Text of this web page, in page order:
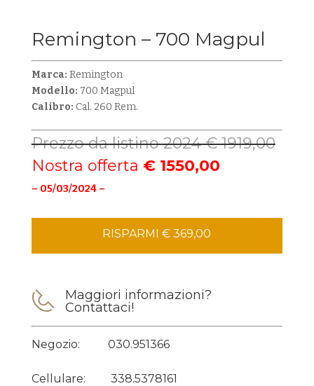
Remington – 700 Magpul
Marca: Remington
Modello: 700 Magpul
Calibro: Cal. 260 Rem.
Prezzo da listino 2024 € 1919,00
Nostra offerta € 1550,00
– 05/03/2024 –
RISPARMI € 369,00
Maggiori informazioni?
Contattaci!
Negozio: 030.951366
Cellulare: 338.5378161